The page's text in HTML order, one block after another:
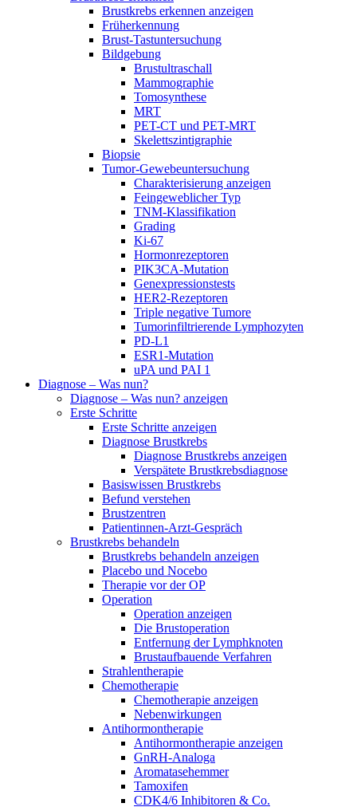
Brustkrebs erkennen anzeigen
Früherkennung
Brust-Tastuntersuchung
Bildgebung
Brustultraschall
Mammographie
Tomosynthese
MRT
PET-CT und PET-MRT
Skelettszintigraphie
Biopsie
Tumor-Gewebeuntersuchung
Charakterisierung anzeigen
Feingeweblicher Typ
TNM-Klassifikation
Grading
Ki-67
Hormonrezeptoren
PIK3CA-Mutation
Genexpressionstests
HER2-Rezeptoren
Triple negative Tumore
Tumorinfiltrierende Lymphozyten
PD-L1
ESR1-Mutation
uPA und PAI 1
Diagnose – Was nun?
Diagnose – Was nun? anzeigen
Erste Schritte
Erste Schritte anzeigen
Diagnose Brustkrebs
Diagnose Brustkrebs anzeigen
Verspätete Brustkrebsdiagnose
Basiswissen Brustkrebs
Befund verstehen
Brustzentren
Patientinnen-Arzt-Gespräch
Brustkrebs behandeln
Brustkrebs behandeln anzeigen
Placebo und Nocebo
Therapie vor der OP
Operation
Operation anzeigen
Die Brustoperation
Entfernung der Lymphknoten
Brustaufbauende Verfahren
Strahlentherapie
Chemotherapie
Chemotherapie anzeigen
Nebenwirkungen
Antihormontherapie
Antihormontherapie anzeigen
GnRH-Analoga
Aromatasehemmer
Tamoxifen
CDK4/6 Inhibitoren & Co.